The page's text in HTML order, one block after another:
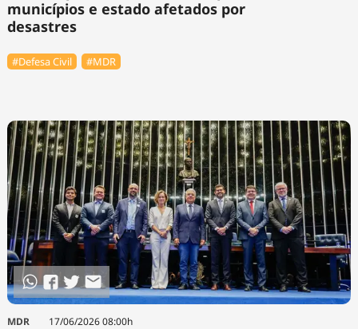
municípios e estado afetados por
desastres
#Defesa Civil #MDR
MDR 17/06/2026 08:00h